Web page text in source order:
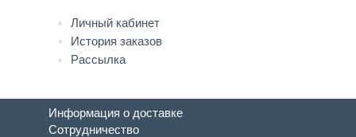
Личный кабинет
История заказов
Рассылка
Информация о доставке
Сотрудничество